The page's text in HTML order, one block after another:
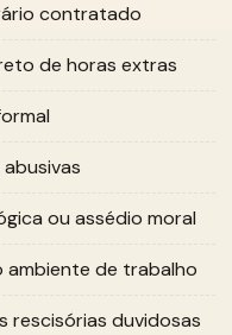
contratado
de horas extras
ou assédio moral
de trabalho
rescisórias duvidosas